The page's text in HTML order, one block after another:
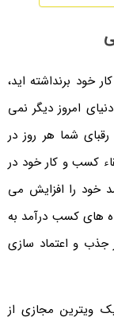
برنداشته اید،
امروز دیگر نمی
شما هر روز در
کسب و کار خود در
خود را افزایش می
های کسب درآمد به
و اعتماد سازی
ویترین مجازی از